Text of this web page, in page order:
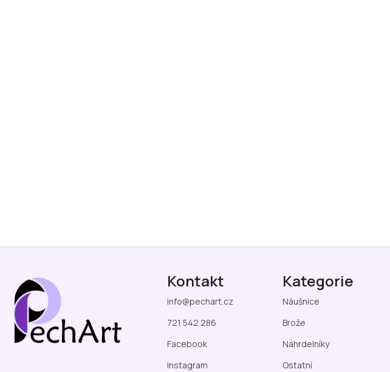
Kontakt
info@pechart.cz
721 542 286
Facebook
Instagram
Kategorie
Náušnice
Brože
Náhrdelníky
Ostatní